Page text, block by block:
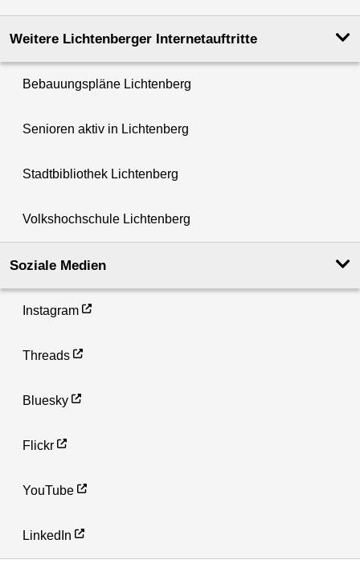
Weitere Lichtenberger Internetauftritte
Bebauungspläne Lichtenberg
Senioren aktiv in Lichtenberg
Stadtbibliothek Lichtenberg
Volkshochschule Lichtenberg
Soziale Medien
Instagram
Threads
Bluesky
Flickr
YouTube
LinkedIn